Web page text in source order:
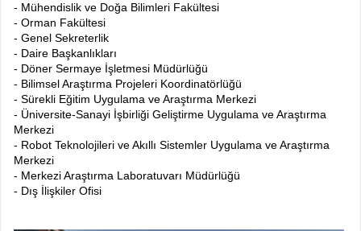
- Mühendislik ve Doğa Bilimleri Fakültesi
- Orman Fakültesi
- Genel Sekreterlik
- Daire Başkanlıkları
- Döner Sermaye İşletmesi Müdürlüğü
- Bilimsel Araştırma Projeleri Koordinatörlüğü
- Sürekli Eğitim Uygulama ve Araştırma Merkezi
- Üniversite-Sanayi İşbirliği Geliştirme Uygulama ve Araştırma
Merkezi
- Robot Teknolojileri ve Akıllı Sistemler Uygulama ve Araştırma
Merkezi
- Merkezi Araştırma Laboratuvarı Müdürlüğü
- Dış İlişkiler Ofisi